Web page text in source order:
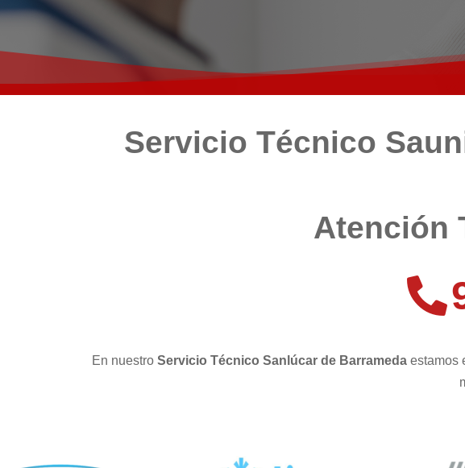
Servicio Técnico
Atención
En nuestro Servicio Técnico Sanlúcar de Barrameda estamos